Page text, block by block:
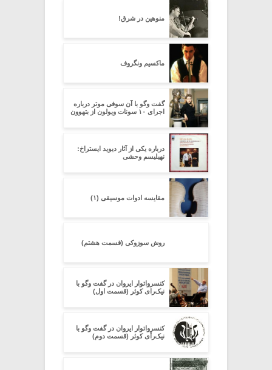
منوهین در شرق!
ماکسیم ونگروف
گفت وگو با آن سوفى موتر درباره
اجراى ۱۰ سونات ویولون از بتهوون
درباره یکى از آثار دیوید ایستراخ:
نهیلیسم وحشى
مقایسه ادوات موسیقی (۱)
روش سوزوکی (قسمت هشتم)
کنسرواتوار ایروان در گفت وگو با
نیک‌رای کوثر (قسمت اول)
کنسرواتوار ایروان در گفت وگو با
نیک‌رأی کوثر (قسمت دوم)